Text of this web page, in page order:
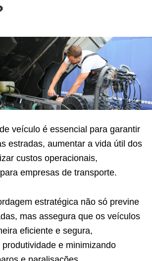
veículo é essencial para garantir
estradas, aumentar a vida útil dos
custos operacionais,
empresas de transporte.
estratégica não só previne
mas assegura que os veículos
eficiente e segura,
e minimizando